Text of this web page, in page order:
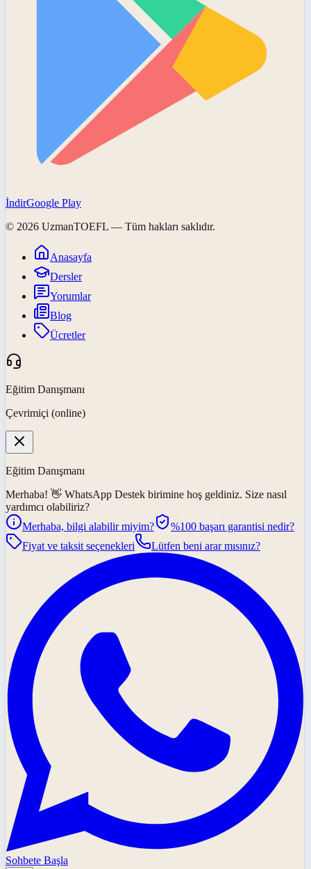
İndirGoogle Play
© 2026 UzmanTOEFL — Tüm hakları saklıdır.
Anasayfa
Dersler
Yorumlar
Blog
Ücretler
Eğitim Danışmanı
Çevrimiçi (online)
Eğitim Danışmanı
Merhaba! 👋 WhatsApp Destek birimine hoş geldiniz. Size nasıl
yardımcı olabiliriz?
Merhaba, bilgi alabilir miyim?
%100 başarı garantisi nedir?
Fiyat ve taksit seçenekleri
Lütfen beni arar mısınız?
Sohbete Başla